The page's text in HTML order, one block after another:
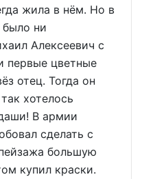
жила в нём. Но в
было ни
Алексеевич с
первые цветные
отец. Тогда он
хотелось
В армии
сделать с
большую
купил краски.